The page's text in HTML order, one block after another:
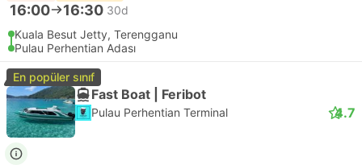
16:00 16:30 30d
Kuala Besut Jetty, Terengganu
Pulau Perhentian Adası
En popüler sınıf
Fast Boat | Feribot
Pulau Perhentian Terminal 4.7